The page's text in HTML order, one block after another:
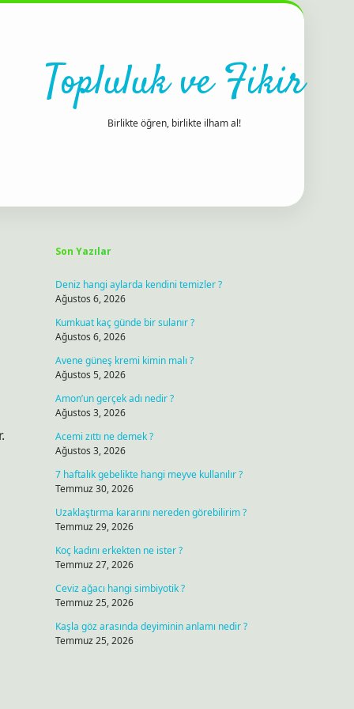
Topluluk ve Fikir
Birlikte öğren, birlikte ilham al!
Son Yazılar
Deniz hangi aylarda kendini temizler ?
Ağustos 6, 2026
Kumkuat kaç günde bir sulanır ?
Ağustos 6, 2026
Avene güneş kremi kimin malı ?
Ağustos 5, 2026
Amon’un gerçek adı nedir ?
Ağustos 3, 2026
Acemi zıttı ne demek ?
Ağustos 3, 2026
7 haftalık gebelikte hangi meyve kullanılır ?
Temmuz 30, 2026
Uzaklaştırma kararını nereden görebilirim ?
Temmuz 29, 2026
Koç kadını erkekten ne ister ?
Temmuz 27, 2026
Ceviz ağacı hangi simbiyotik ?
Temmuz 25, 2026
Kaşla göz arasında deyiminin anlamı nedir ?
Temmuz 25, 2026